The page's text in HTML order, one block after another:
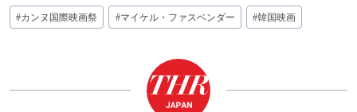
投
稿
#カンヌ国際映画祭 #マイケル・ファスベンダー #韓国映画